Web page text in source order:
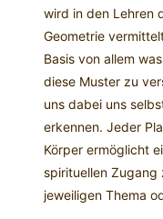
wird in den Lehren
Geometrie
Basis von allem
diese Muster zu
uns dabei uns
erkennen. Jeder
Körper ermöglicht
spirituellen Zugang
jeweiligen Thema